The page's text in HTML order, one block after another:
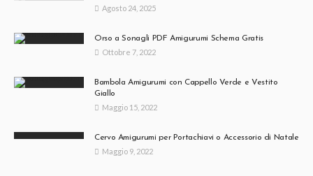
Agosto 24, 2025
Orso a Sonagli PDF Amigurumi Schema Gratis
Ottobre 7, 2022
Bambola Amigurumi con Cappello Verde e Vestito
Giallo
Maggio 15, 2022
Cervo Amigurumi per Portachiavi o Accessorio di Natale
Maggio 9, 2022